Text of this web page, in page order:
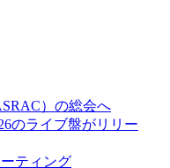
）の総会へ
のライブ盤がリリー
ティング